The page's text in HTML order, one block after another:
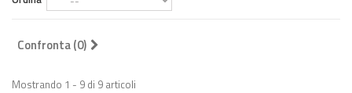
Confronta (0)
Mostrando 1 - 9 di 9 articoli